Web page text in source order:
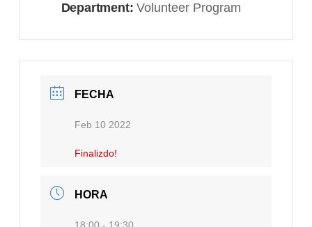
Department:Volunteer Program
FECHA
Feb 10 2022
Finalizdo!
HORA